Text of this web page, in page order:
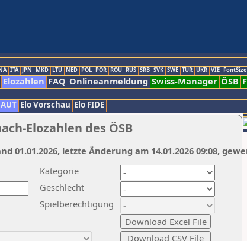
ITA JPN MKD LTU NED POL POR ROU RUS SRB SVK SWE TUR UKR VIE
Elozahlen FAQ Onlineanmeldung Swiss-Manager ÖSB
Elo Vorschau Elo FIDE
Elozahlen des ÖSB
Kategorie
Geschlecht
Spielberechtigung
01.01.2026, letzte Änderung am 14.01.2026 09:08,